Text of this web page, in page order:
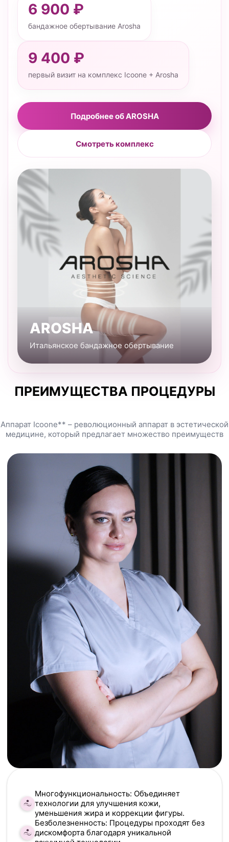
6 900 ₽
бандажное обертывание Arosha
9 400 ₽
первый визит на комплекс Icoone + Arosha
Подробнее об AROSHA
Смотреть комплекс
AROSHA
Итальянское бандажное обертывание
ПРЕИМУЩЕСТВА ПРОЦЕДУРЫ
Аппарат Icoone** – революционный аппарат в эстетической
медицине, который предлагает множество преимуществ
Многофункциональность: Объединяет
технологии для улучшения кожи,
уменьшения жира и коррекции фигуры.
Безболезненность: Процедуры проходят без
дискомфорта благодаря уникальной